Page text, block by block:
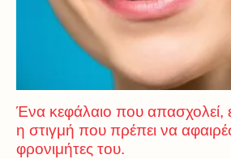
Ένα κεφάλαιο που απασχολεί,
η στιγμή που πρέπει να
φρονιμήτες του.